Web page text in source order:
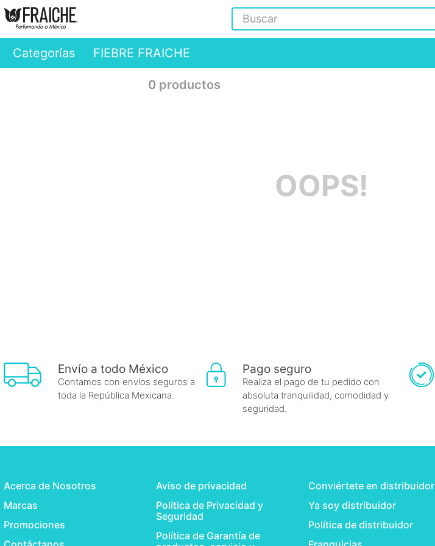
Buscar
Categorías FIEBRE FRAICHE
0 productos
OOPS!
Envío a todo México
Contamos con envíos seguros a
toda la República Mexicana.
Pago seguro
Realiza el pago de tu pedido con
absoluta tranquilidad, comodidad y
seguridad.
Acerca de Nosotros
Marcas
Promociones
Aviso de privacidad
Política de Privacidad y
Seguridad
Política de Garantía de
Conviértete en distribuidor
Ya soy distribuidor
Política de distribuidor